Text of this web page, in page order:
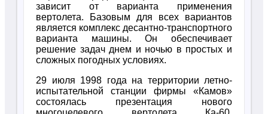
зависит от варианта применения
вертолета. Базовым для всех вариантов
является комплекс десантно-транспортного
варианта машины. Он обеспечивает
решение задач днем и ночью в простых и
сложных погодных условиях.
29 июля 1998 года на территории летно-
испытательной станции фирмы «Камов»
состоялась презентация нового